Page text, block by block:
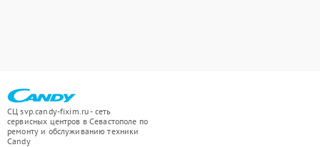
СЦ svp.candy-fixim.ru - сеть
сервисных центров в Севастополе по
ремонту и обслуживанию техники
Candy